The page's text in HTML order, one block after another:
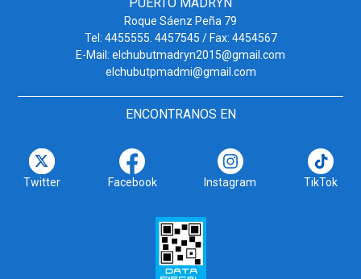
Roque Sáenz Peña 79
Tel: 4455555. 4457545 / Fax: 4454567
E-Mail: elchubutmadryn2015@gmail.com
elchubutpmadmi@gmail.com
ENCONTRANOS EN
Twitter Facebook Instagram TikTok